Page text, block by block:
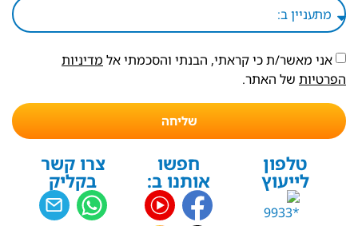
אני מאשר/ת כי קראתי, הבנתי והסכמתי אל מדיניות
הפרטיות של האתר.
שליחה
טלפון
לייעוץ
חפשו
אותנו ב:
צרו קשר
בקליק